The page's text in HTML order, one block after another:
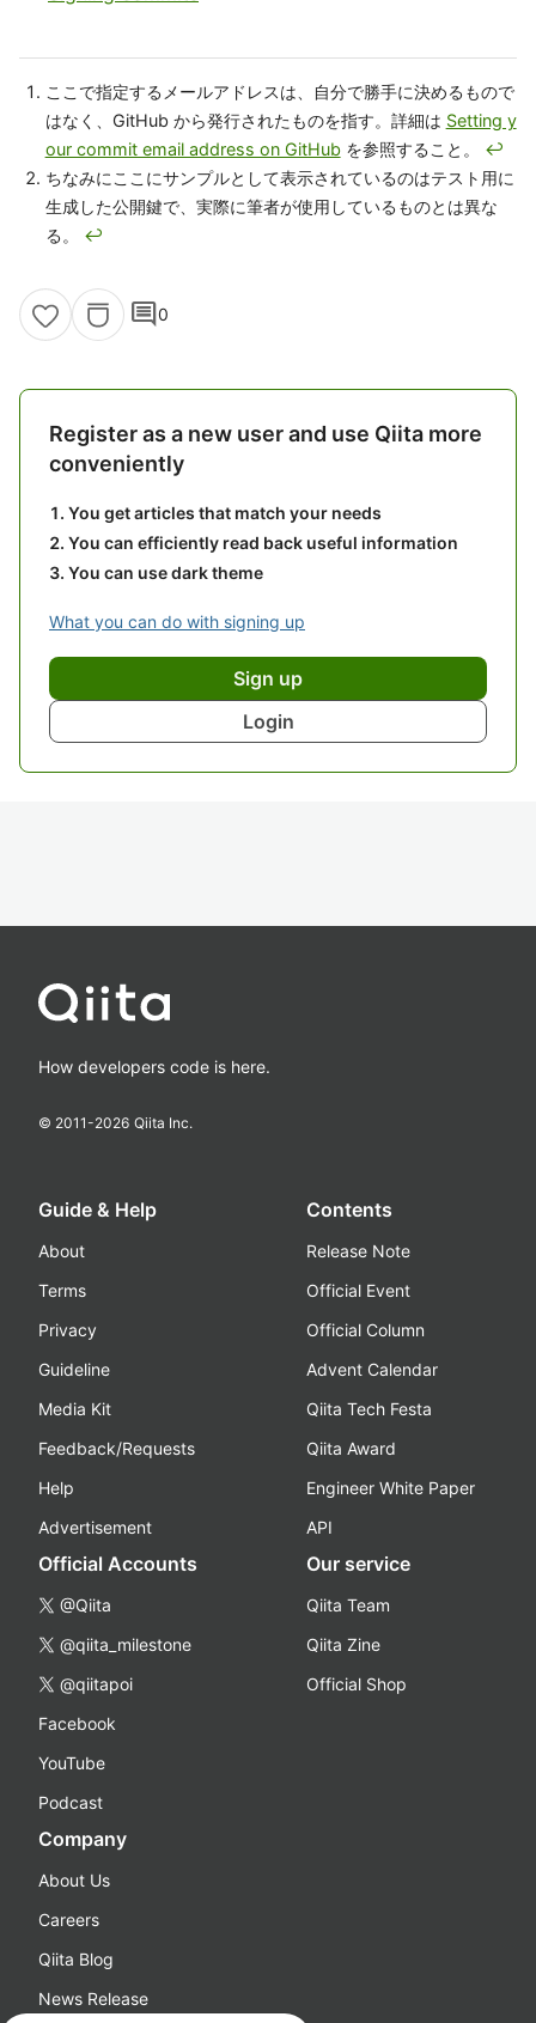
ここで指定するメールアドレスは、自分で勝手に決めるもので
はなく、GitHub から発行されたものを指す。詳細は Setting y
our commit email address on GitHubを参照すること。 ↩
ちなみにここにサンプルとして表示されているのはテスト用に
生成した公開鍵で、実際に筆者が使用しているものとは異な
る。 ↩
comment0
Register as a new user and use Qiita more
conveniently
You get articles that match your needs
You can efficiently read back useful information
You can use dark theme
What you can do with signing up
Sign up
Login
How developers code is here.
© 2011-2026 Qiita Inc.
Guide & Help
About
Terms
Privacy
Guideline
Media Kit
Feedback/Requests
Help
Advertisement
Contents
Release Note
Official Event
Official Column
Advent Calendar
Qiita Tech Festa
Qiita Award
Engineer White Paper
API
Official Accounts
@Qiita
@qiita_milestone
@qiitapoi
Facebook
YouTube
Podcast
Our service
Qiita Team
Qiita Zine
Official Shop
Company
About Us
Careers
Qiita Blog
News Release